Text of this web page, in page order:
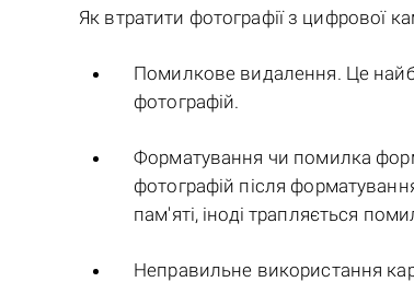
Як втратити фотографії з цифрової
Помилкове видалення. Це
фотографій.
Форматування чи помилка
фотографій після
пам'яті, іноді трапляється
Неправильне використання